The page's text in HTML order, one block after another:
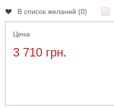
В список желаний (0)
Цена
3 710 грн.